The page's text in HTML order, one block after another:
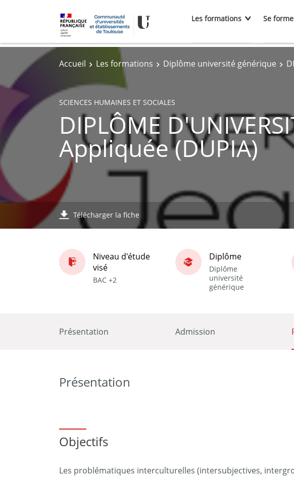
Les formations Se
Accueil Les formations Diplôme université générique
SCIENCES HUMAINES ET SOCIALES
DIPLÔME
Appliquée (DUPIA)
Télécharger la fiche
Niveau d'étude
visé
BAC +2
Diplôme
Diplôme
université
générique
Présentation Admission
Présentation
Objectifs
Les problématiques interculturelles (intersubjectives,